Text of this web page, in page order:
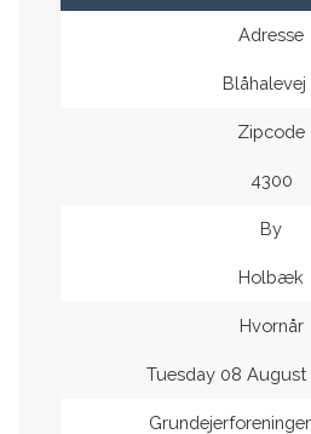
Adresse
Blåhalevej
Zipcode
4300
By
Holbæk
Hvornår
Tuesday 08 August